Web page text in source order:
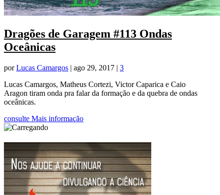
Dragões de Garagem #113 Ondas
Oceânicas
porLucas Camargos | ago 29, 2017 | 3
Lucas Camargos, Matheus Cortezi, Victor Caparica e Caio
Aragon tiram onda pra falar da formação e da quebra de ondas
oceânicas.
consulte Mais informação